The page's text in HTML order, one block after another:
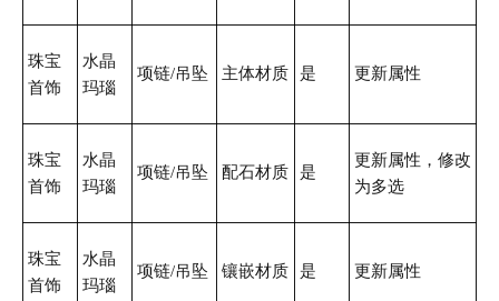
珠宝
首饰
水晶
玛瑙
项链/吊坠 主体材质 是 更新属性
珠宝
首饰
水晶
玛瑙
项链/吊坠 配石材质 是
更新属性，修改
为多选
珠宝
首饰
水晶
玛瑙
项链/吊坠 镶嵌材质 是 更新属性